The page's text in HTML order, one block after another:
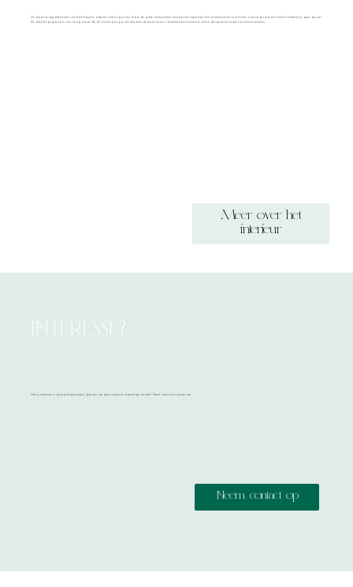
De doorzonappartementen van Park Kauwlei ademen verfijning en stijl. Door de grote raampartijen stroomt het natuurlijke licht onbelemmerd naar binnen, wat zorgt voor een heerlijk ruimtelijk en open gevoel.
De afwerkingsgraad is van hoog niveau. Bij de inrichting krijg je als bewoner de keuze uit een compleet basisaanbod, dat je desgewenst verder kan personaliseren.
Meer over het
interieur
INTERESSE?
Heb je interesse in dit prachtige project, gelegen op deze unieke en dromerige locatie? Neem dan snel contact op.
Neem contact op